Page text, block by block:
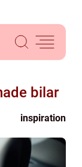
bilar
inspiration